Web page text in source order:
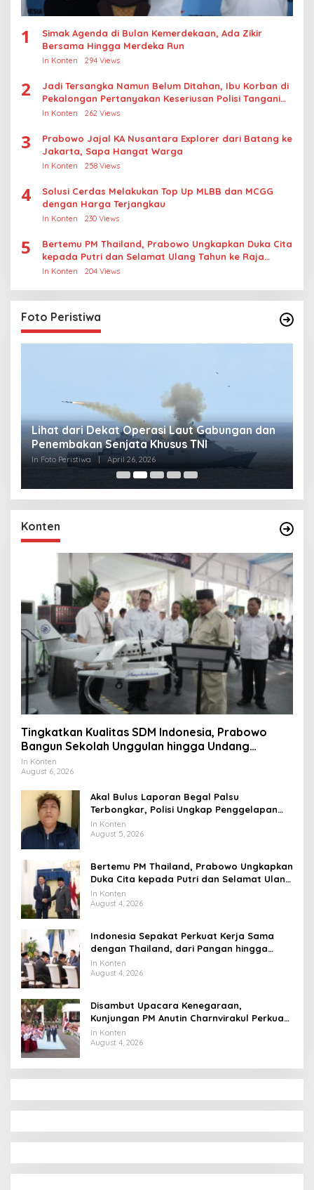
1
Simak Agenda di Bulan Kemerdekaan, Ada Zikir
Bersama Hingga Merdeka Run
In Konten 294 Views
2
Jadi Tersangka Namun Belum Ditahan, Ibu Korban di
Pekalongan Pertanyakan Keseriusan Polisi Tangani
Kasus Rudapksa Sampai Anaknya Hamil
In Konten 262 Views
3
Prabowo Jajal KA Nusantara Explorer dari Batang ke
Jakarta, Sapa Hangat Warga
In Konten 258 Views
4
Solusi Cerdas Melakukan Top Up MLBB dan MCGG
dengan Harga Terjangkau
In Konten 230 Views
5
Bertemu PM Thailand, Prabowo Ungkapkan Duka Cita
kepada Putri dan Selamat Ulang Tahun ke Raja
Thailand
In Konten 204 Views
Foto Peristiwa
Lihat dari Dekat Operasi Laut Gabungan dan
Penembakan Senjata Khusus TNI
In Foto Peristiwa | April 26, 2026
Konten
Tingkatkan Kualitas SDM Indonesia, Prabowo
Bangun Sekolah Unggulan hingga Undang
Universitas Terbaik Dunia
In Konten
August 6, 2026
Akal Bulus Laporan Begal Palsu
Terbongkar, Polisi Ungkap Penggelapan
Uang Perusahaan untuk Crypto
In Konten
August 5, 2026
Bertemu PM Thailand, Prabowo Ungkapkan
Duka Cita kepada Putri dan Selamat Ulang
Tahun ke Raja Thailand
In Konten
August 4, 2026
Indonesia Sepakat Perkuat Kerja Sama
dengan Thailand, dari Pangan hingga
Ekonomi Digital
In Konten
August 4, 2026
Disambut Upacara Kenegaraan,
Kunjungan PM Anutin Charnvirakul Perkuat
Hubungan Indonesia-Thailand
In Konten
August 4, 2026